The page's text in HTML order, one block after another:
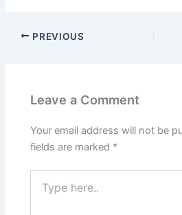
PREVIOUS
Leave a Comment
Your email address will not be
fields are marked *
here..